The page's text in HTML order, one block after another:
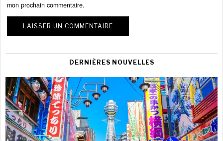
mon prochain commentaire.
DERNIÈRES NOUVELLES